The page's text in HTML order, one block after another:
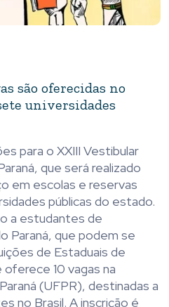
são oferecidas no
universidades
para o XXIII Vestibular
que será realizado
em escolas e reservas
públicas do estado.
a estudantes de
Paraná, que podem se
de Estaduais de
oferece 10 vagas na
(UFPR), destinadas a
no Brasil. A inscrição é